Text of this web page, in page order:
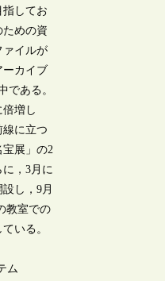
してお
ための資
ァイルが
ーカイブ
である。
増し
線に立つ
展」の2
，3月に
し，9月
教室での
いる。
ム